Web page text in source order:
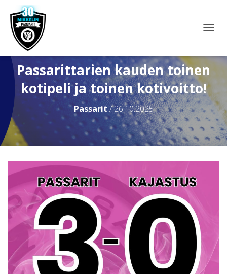
V
G
O
N
T
I
Ä
L
Passarittarien kauden toinen
kotipeli ja toinen kotivoitto!
Passarit /26.10.2025